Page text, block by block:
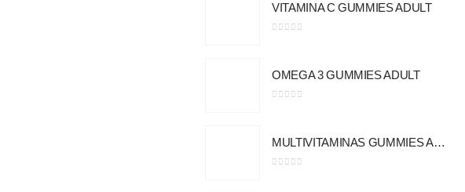
VITAMINA C GUMMIES ADULT
OMEGA 3 GUMMIES ADULT
MULTIVITAMINAS GUMMIES ADULT